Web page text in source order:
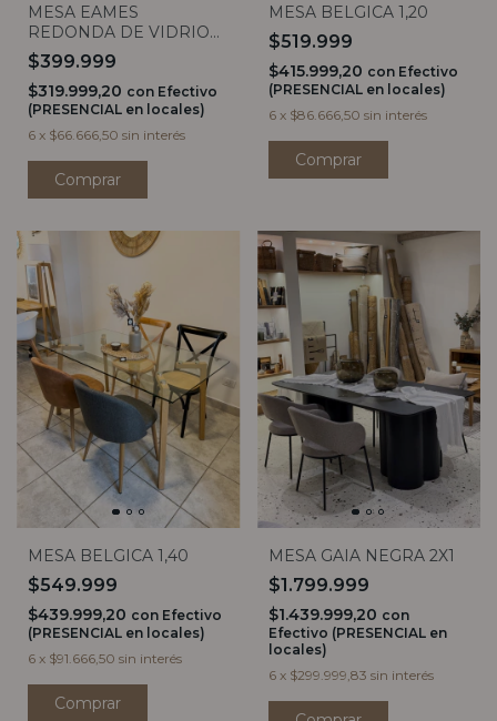
MESA EAMES
REDONDA DE VIDRIO
1,20M
$399.999
$319.999,20 con Efectivo
(PRESENCIAL en locales)
6 x $66.666,50 sin interés
MESA BELGICA 1,20
$519.999
$415.999,20 con Efectivo
(PRESENCIAL en locales)
6 x $86.666,50 sin interés
MESA BELGICA 1,40
$549.999
$439.999,20 con Efectivo
(PRESENCIAL en locales)
6 x $91.666,50 sin interés
MESA GAIA NEGRA 2X1
$1.799.999
$1.439.999,20 con
Efectivo (PRESENCIAL en
locales)
6 x $299.999,83 sin interés